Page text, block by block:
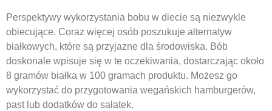
Perspektywy wykorzystania bobu w diecie są niezwykle
obiecujące. Coraz więcej osób poszukuje alternatyw
białkowych, które są przyjazne dla środowiska. Bób
doskonale wpisuje się w te oczekiwania, dostarczając około
8 gramów białka w 100 gramach produktu. Możesz go
wykorzystać do przygotowania wegańskich hamburgerów,
past lub dodatków do sałatek.